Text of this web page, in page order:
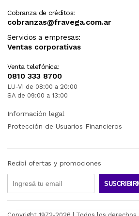
Cobranza de créditos:
cobranzas@fravega.com.ar
Servicios a empresas:
Ventas corporativas
Venta telefónica:
0810 333 8700
LU-VI de 08:00 a 20:00
SA de 09:00 a 13:00
Información legal
Protección de Usuarios Financieros
Recibí ofertas y promociones